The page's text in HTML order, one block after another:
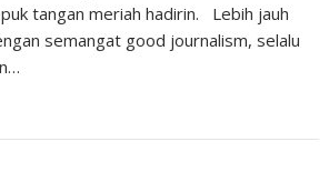
tangan meriah hadirin. Lebih jauh
semangat good journalism, selalu